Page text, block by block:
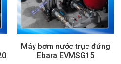
Máy bơm nước trục đứng
Ebara EVMSG15